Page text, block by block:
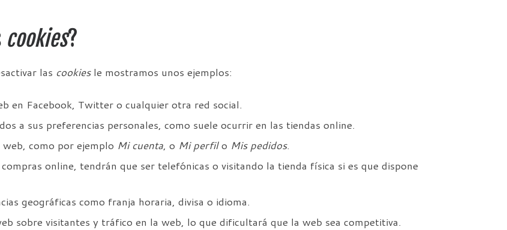
cookies?
las cookiesle mostramos unos ejemplos:
en Facebook, Twitter o cualquier otra red social.
a sus preferencias personales, como suele ocurrir en las tiendas online.
como por ejemplo Mi cuenta, o Mi perfilo Mis pedidos.
online, tendrán que ser telefónicas o visitando la tienda física si es que dispone
geográficas como franja horaria, divisa o idioma.
sobre visitantes y tráfico en la web, lo que dificultará que la web sea competitiva.